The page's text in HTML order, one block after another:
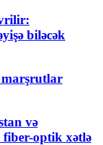
biləcək
marşrutlar
və
optik xətlə